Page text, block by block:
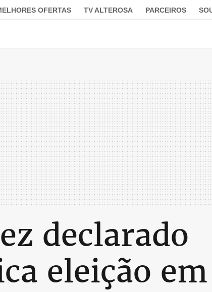
OFERTAS TV ALTEROSA PARCEIROS
declarado
eleição em